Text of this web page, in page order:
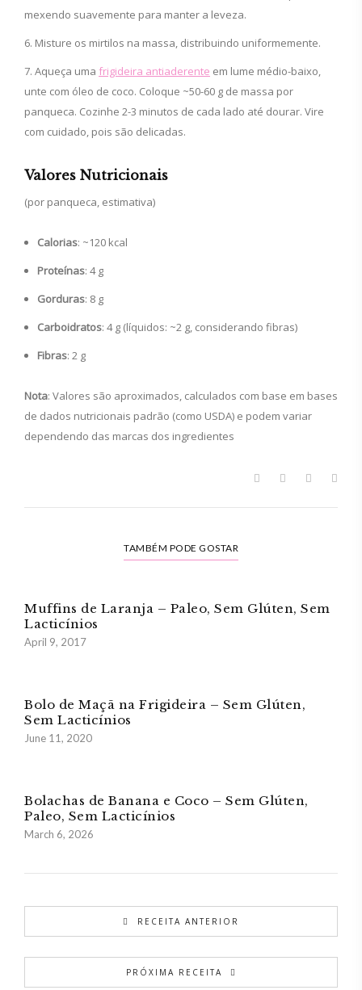
mexendo suavemente para manter a leveza.
Misture os mirtilos na massa, distribuindo uniformemente.
Aqueça uma frigideira antiaderente em lume médio-baixo,
unte com óleo de coco. Coloque ~50-60 g de massa por
panqueca. Cozinhe 2-3 minutos de cada lado até dourar. Vire
com cuidado, pois são delicadas.
Valores Nutricionais
(por panqueca, estimativa)
Calorias: ~120 kcal
Proteínas: 4 g
Gorduras: 8 g
Carboidratos: 4 g (líquidos: ~2 g, considerando fibras)
Fibras: 2 g
Nota: Valores são aproximados, calculados com base em bases
de dados nutricionais padrão (como USDA) e podem variar
dependendo das marcas dos ingredientes
TAMBÉM PODE GOSTAR
Muffins de Laranja – Paleo, Sem Glúten, Sem
Lacticínios
April 9, 2017
Bolo de Maçã na Frigideira – Sem Glúten,
Sem Lacticínios
June 11, 2020
Bolachas de Banana e Coco – Sem Glúten,
Paleo, Sem Lacticínios
March 6, 2026
RECEITA ANTERIOR
PRÓXIMA RECEITA